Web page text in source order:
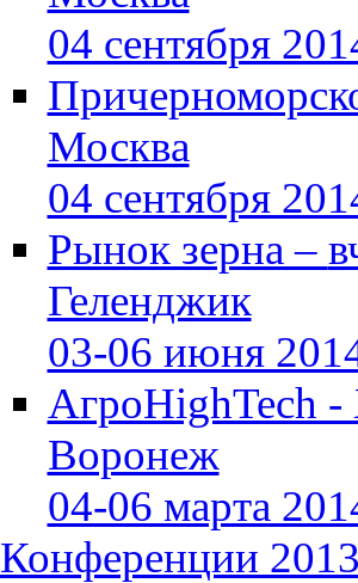
04 сентября
Москва
04 сентября
Рынок зерна –
Геленджик
03-06 июня
АгроHighTech
Воронеж
04-06 марта
Конференции